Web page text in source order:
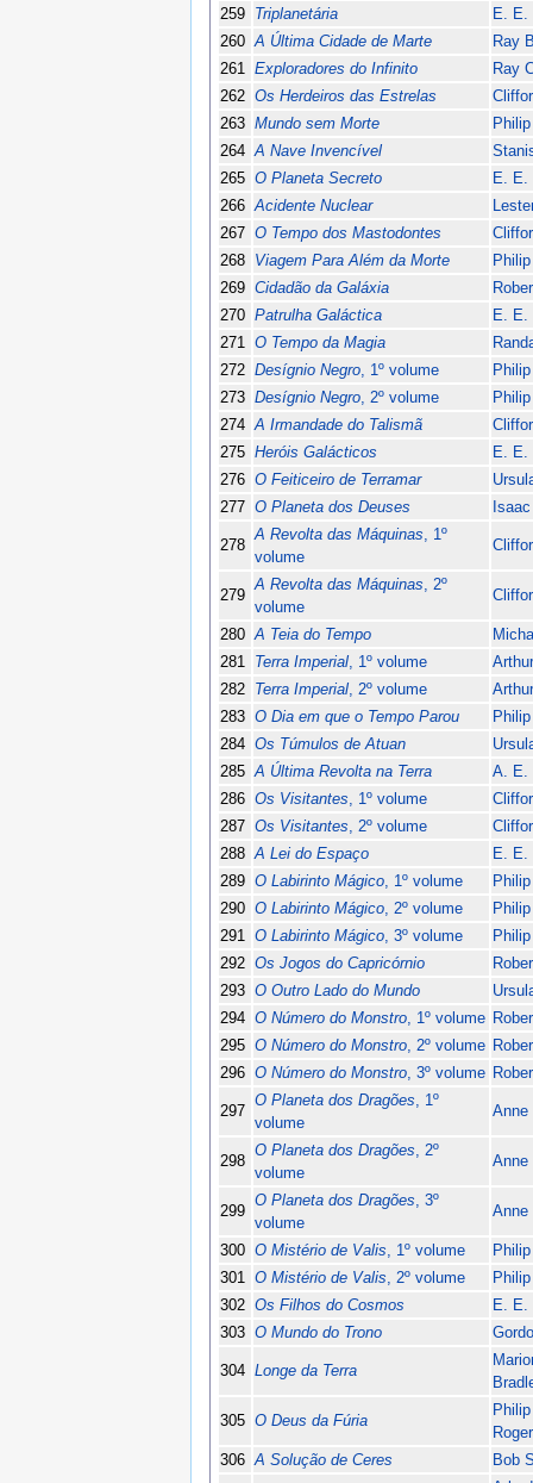
259 Triplanetária
E. E.
260 A Última Cidade de Marte
Ray
261 Exploradores do Infinito
Ray
262 Os Herdeiros das Estrelas
263 Mundo sem Morte
264 A Nave Invencível
265 O Planeta Secreto
E. E.
266 Acidente Nuclear
267 O Tempo dos Mastodontes
268 Viagem Para Além da Morte
269 Cidadão da Galáxia
270 Patrulha Galáctica
E. E.
271 O Tempo da Magia
272 Desígnio Negro, 1º volume
273 Desígnio Negro, 2º volume
274 A Irmandade do Talismã
275 Heróis Galácticos
E. E.
276 O Feiticeiro de Terramar
277 O Planeta dos Deuses
278
A Revolta das Máquinas, 1º
volume
279
A Revolta das Máquinas, 2º
volume
280 A Teia do Tempo
281 Terra Imperial, 1º volume
282 Terra Imperial, 2º volume
283 O Dia em que o Tempo Parou
284 Os Túmulos de Atuan
285 A Última Revolta na Terra
A. E.
286 Os Visitantes, 1º volume
287 Os Visitantes, 2º volume
288 A Lei do Espaço
E. E.
289 O Labirinto Mágico, 1º volume
290 O Labirinto Mágico, 2º volume
291 O Labirinto Mágico, 3º volume
292 Os Jogos do Capricórnio
293 O Outro Lado do Mundo
294 O Número do Monstro, 1º volume
295 O Número do Monstro, 2º volume
296 O Número do Monstro, 3º volume
297
O Planeta dos Dragões, 1º
volume
Anne
298
O Planeta dos Dragões, 2º
volume
Anne
299
O Planeta dos Dragões, 3º
volume
Anne
300 O Mistério de Valis, 1º volume
301 O Mistério de Valis, 2º volume
302 Os Filhos do Cosmos
E. E.
303 O Mundo do Trono
304 Longe da Terra
305 O Deus da Fúria
306 A Solução de Ceres
Bob